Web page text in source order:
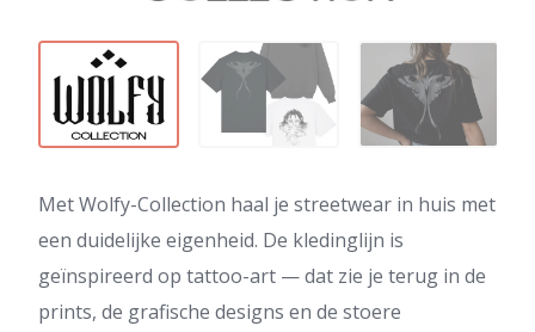
Met Wolfy-Collection haal je streetwear in huis met
een duidelijke eigenheid. De kledinglijn is
geïnspireerd op tattoo-art — dat zie je terug in de
prints, de grafische designs en de stoere